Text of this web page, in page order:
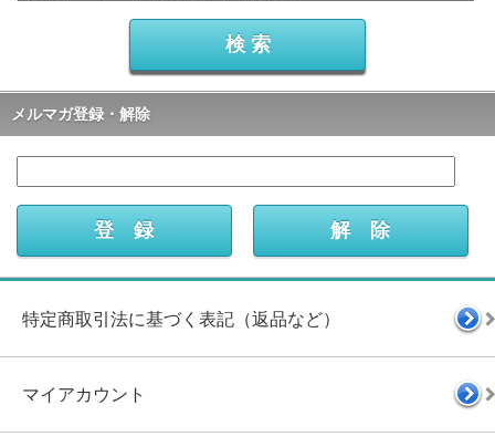
メルマガ登録・解除
特定商取引法に基づく表記（返品など）
マイアカウント